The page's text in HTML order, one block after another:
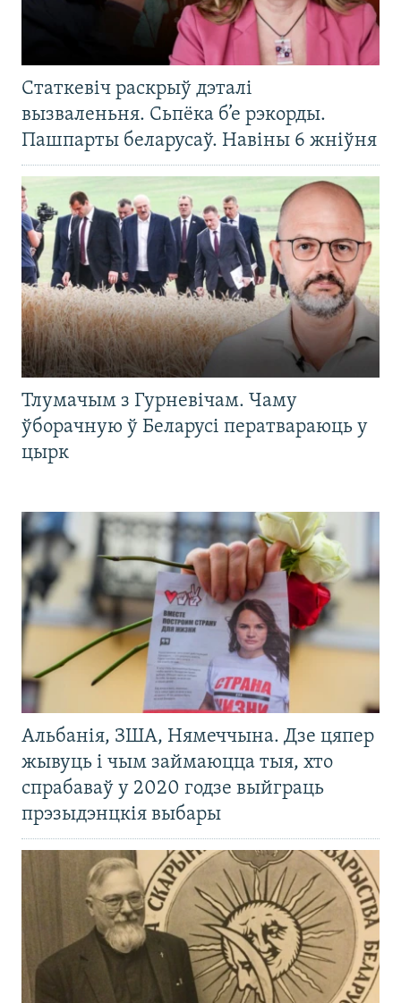
Статкевіч раскрыў дэталі
вызваленьня. Сьпёка б’е рэкорды.
Пашпарты беларусаў. Навіны 6 жніўня
Тлумачым з Гурневічам. Чаму
ўборачную ў Беларусі ператвараюць у
цырк
Альбанія, ЗША, Нямеччына. Дзе цяпер
жывуць і чым займаюцца тыя, хто
спрабаваў у 2020 годзе выйграць
прэзыдэнцкія выбары